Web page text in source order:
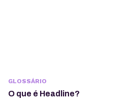
GLOSSÁRIO
O que é Headline?